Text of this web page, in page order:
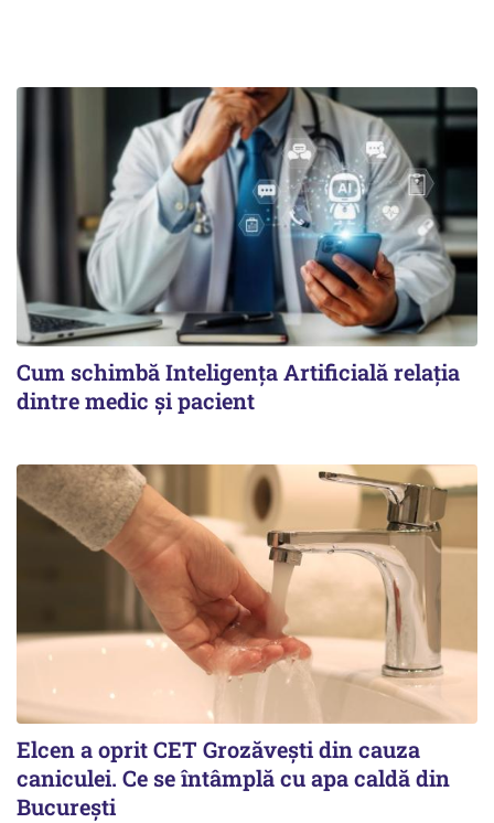
Cum schimbă Inteligența Artificială relația
dintre medic și pacient
Elcen a oprit CET Grozăvești din cauza
caniculei. Ce se întâmplă cu apa caldă din
București